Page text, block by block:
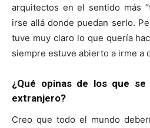
arquitectos en el sentido más
irse allá donde puedan serlo.
tuve muy claro lo que quería
siempre estuve abierto a irme a
¿Qué opinas de los que
extranjero?
Creo que todo el mundo